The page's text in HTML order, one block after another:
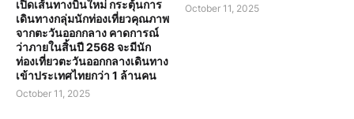
เปิดเส้นทางบินใหม่ กระตุ้นการ
เดินทางกลุ่มนักท่องเที่ยวคุณภาพ
จากตะวันออกกลาง คาดการณ์
ว่าภายในสิ้นปี 2568 จะมีนัก
ท่องเที่ยวตะวันออกกลางเดินทาง
เข้าประเทศไทยกว่า 1 ล้านคน
October 11, 2025
October 11, 2025